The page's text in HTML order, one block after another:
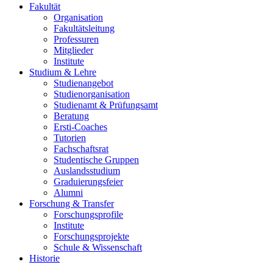
Fakultät
Organisation
Fakultätsleitung
Professuren
Mitglieder
Institute
Studium & Lehre
Studienangebot
Studienorganisation
Studienamt & Prüfungsamt
Beratung
Ersti-Coaches
Tutorien
Fachschaftsrat
Studentische Gruppen
Auslandsstudium
Graduierungsfeier
Alumni
Forschung & Transfer
Forschungsprofile
Institute
Forschungsprojekte
Schule & Wissenschaft
Historie